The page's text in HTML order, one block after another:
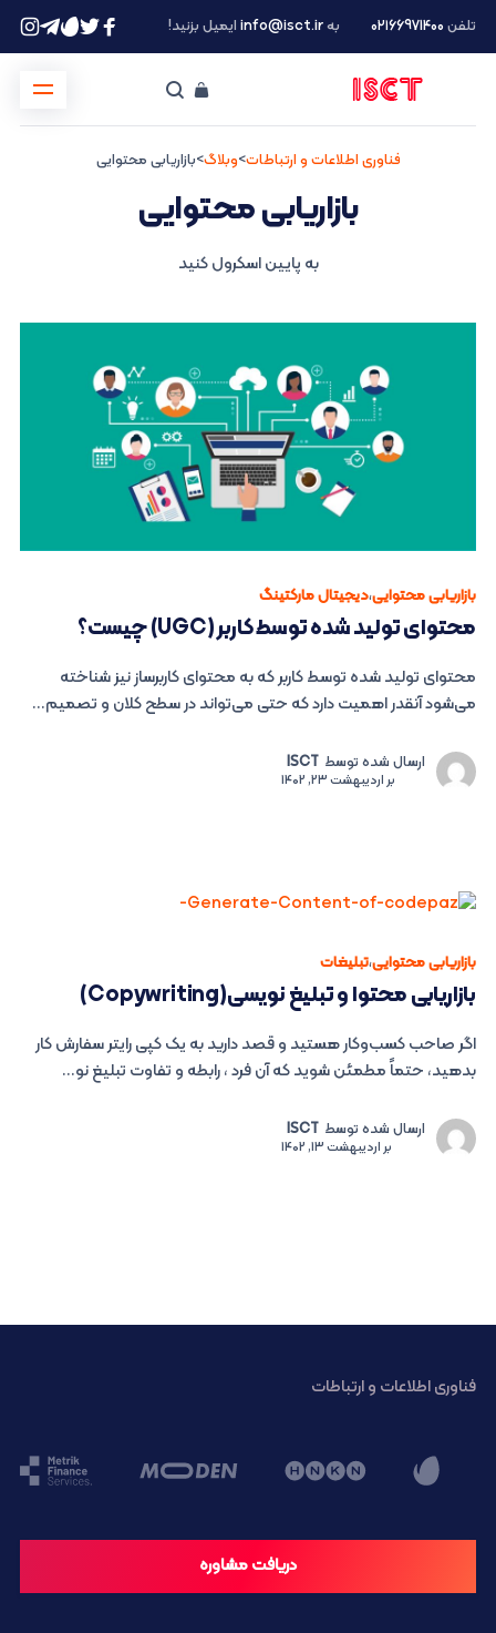
تلفن ۰۲۱66971400 بهinfo@isct.irایمیل بزنید!
فناوری اطلاعات و ارتباطات>وبلاگ>بازاریابی محتوایی
بازاریابی محتوایی
به پایین اسکرول کنید
بازاریابی محتوایی،دیجیتال مارکتینگ
محتوای تولید شده توسط کاربر (UGC) چیست؟
محتوای تولید شده توسط کاربر که به محتوای کاربرساز نیز شناخته
می‌شود آنقدر اهمیت دارد که حتی می‌تواند در سطح کلان و تصمیم...
ارسال شده توسط ISCT
براردیبهشت 23, 1402
بازاریابی محتوایی،تبلیغات
بازاریابی محتوا و تبلیغ نویسی(Copywriting)
اگر صاحب کسب‌وکار هستید و قصد دارید به یک کپی رایتر سفارش کار
بدهید، حتماً مطمئن شوید که آن فرد ، رابطه و تفاوت تبلیغ نو...
ارسال شده توسط ISCT
براردیبهشت 13, 1402
فناوری اطلاعات و ارتباطات
دریافت مشاوره